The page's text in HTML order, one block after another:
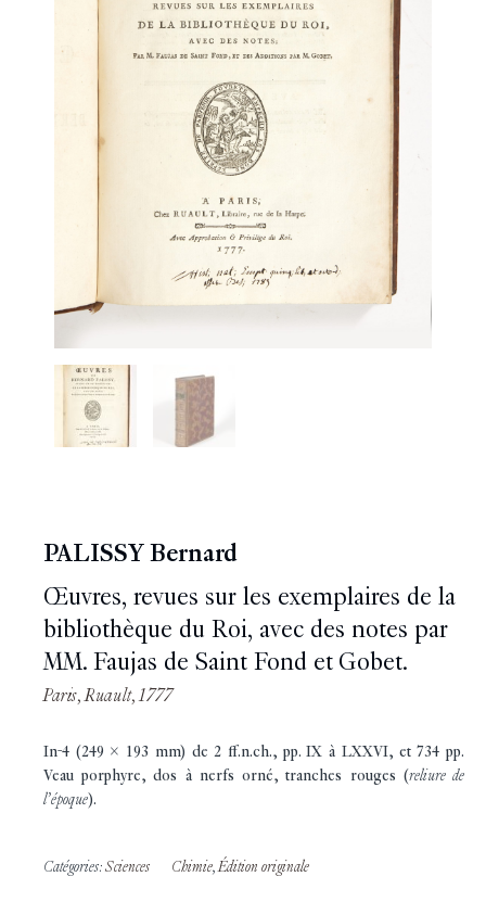
PALISSY Bernard
Œuvres, revues sur les exemplaires de la
bibliothèque du Roi, avec des notes par
MM. Faujas de Saint Fond et Gobet.
Paris, Ruault, 1777
In-4 (249 x 193 mm) de 2 ff.n.ch., pp. IX à LXXVI, et 734 pp.
Veau porphyre, dos à nerfs orné, tranches rouges (reliure de
l’époque).
Catégories: Sciences Chimie, Édition originale